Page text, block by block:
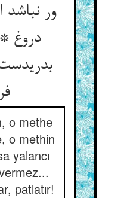
ور نباشد
o methe
o methin
yalancı
patlatır!